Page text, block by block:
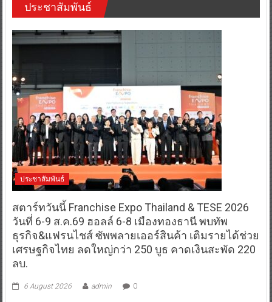
ประชาสัมพันธ์
ประชาสัมพันธ์
สตาร์ทวันนี้ Franchise Expo Thailand & TESE 2026
วันที่ 6-9 ส.ค.69 ฮอลล์ 6-8 เมืองทองธานี พบทัพ
ธุรกิจ&แฟรนไชส์ ซัพพลายเออร์สินค้า เติมรายได้ช่วย
เศรษฐกิจไทย ลดใหญ่กว่า 250 บูธ คาดเงินสะพัด 220
ลบ.
6 August 2026 admin 0